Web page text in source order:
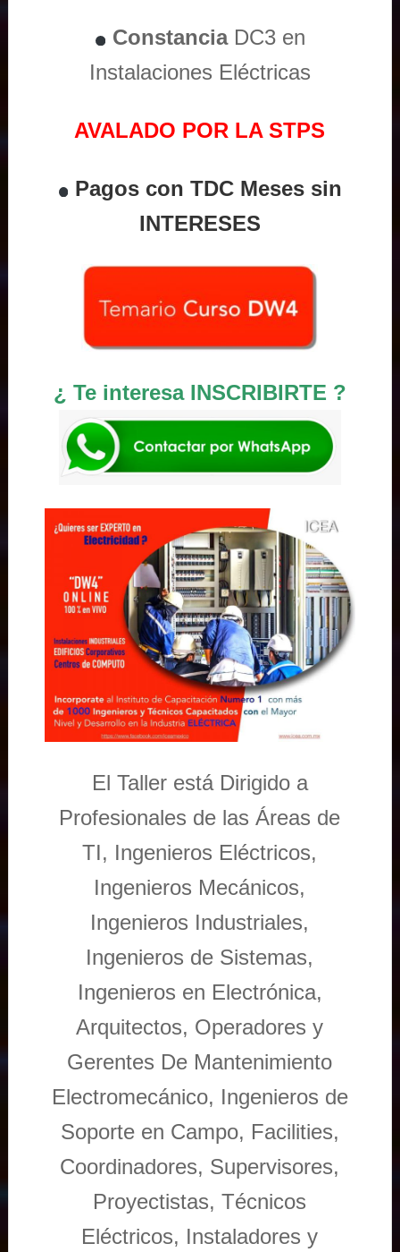
ConstanciaDC3 en
Instalaciones Eléctricas
AVALADO POR LA STPS
Pagos con TDC Meses sin
INTERESES
¿ Te interesa INSCRIBIRTE ?
El Taller está Dirigido a
Profesionales de las Áreas de
TI, Ingenieros Eléctricos,
Ingenieros Mecánicos,
Ingenieros Industriales,
Ingenieros de Sistemas,
Ingenieros en Electrónica,
Arquitectos, Operadores y
Gerentes De Mantenimiento
Electromecánico, Ingenieros de
Soporte en Campo, Facilities,
Coordinadores, Supervisores,
Proyectistas, Técnicos
Eléctricos, Instaladores y